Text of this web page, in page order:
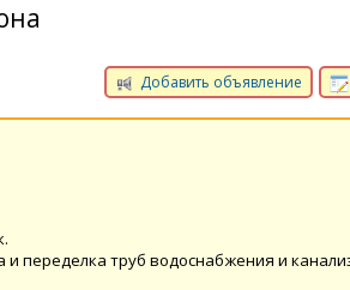
Добавить объявление
переделка труб водоснабжения и